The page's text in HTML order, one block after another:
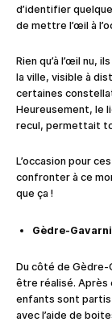
d’identifier
de mettre l’œil à
Rien qu’à l’œil nu,
la ville, visible à
certaines
Heureusement, le
recul, permettait
L’occasion pour
confronter à ce
que ça !
Gèdre-
Du côté de Gèdre-
être réalisé. Après
enfants sont partis
avec l’aide de